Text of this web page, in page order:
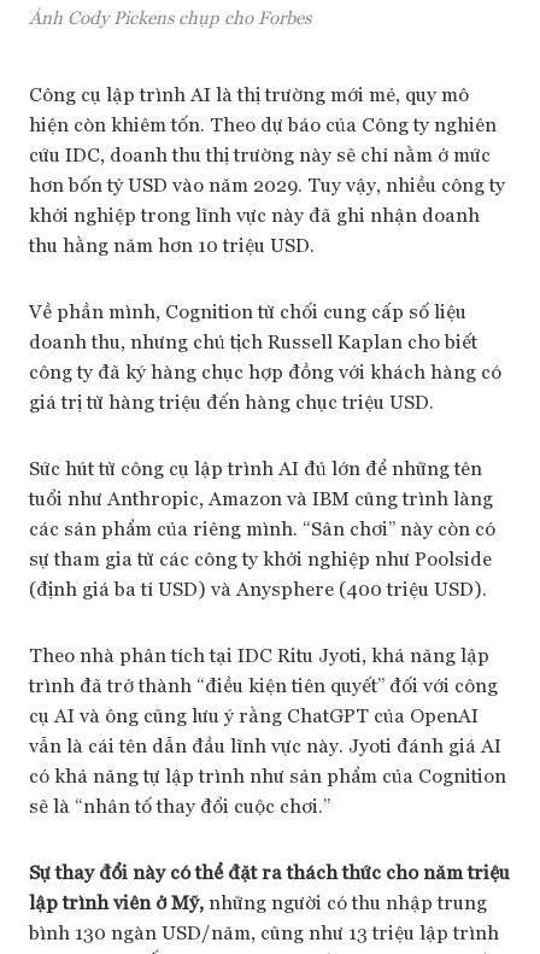
Ảnh Cody Pickens chụp cho Forbes
Công cụ lập trình AI là thị trường mới mẻ, quy mô
hiện còn khiêm tốn. Theo dự báo của Công ty nghiên
cứu IDC, doanh thu thị trường này sẽ chỉ nằm ở mức
hơn bốn tỷ USD vào năm 2029. Tuy vậy, nhiều công ty
khởi nghiệp trong lĩnh vực này đã ghi nhận doanh
thu hằng năm hơn 10 triệu USD.
Về phần mình, Cognition từ chối cung cấp số liệu
doanh thu, nhưng chủ tịch Russell Kaplan cho biết
công ty đã ký hàng chục hợp đồng với khách hàng có
giá trị từ hàng triệu đến hàng chục triệu USD.
Sức hút từ công cụ lập trình AI đủ lớn để những tên
tuổi như Anthropic, Amazon và IBM cũng trình làng
các sản phẩm của riêng mình. “Sân chơi” này còn có
sự tham gia từ các công ty khởi nghiệp như Poolside
(định giá ba tỉ USD) và Anysphere (400 triệu USD).
Theo nhà phân tích tại IDC Ritu Jyoti, khả năng lập
trình đã trở thành “điều kiện tiên quyết” đối với công
cụ AI và ông cũng lưu ý rằng ChatGPT của OpenAI
vẫn là cái tên dẫn đầu lĩnh vực này. Jyoti đánh giá AI
có khả năng tự lập trình như sản phẩm của Cognition
sẽ là “nhân tố thay đổi cuộc chơi.”
Sự thay đổi này có thể đặt ra thách thức cho năm triệu
lập trình viên ở Mỹ,những người có thu nhập trung
bình 130 ngàn USD/năm, cũng như 13 triệu lập trình